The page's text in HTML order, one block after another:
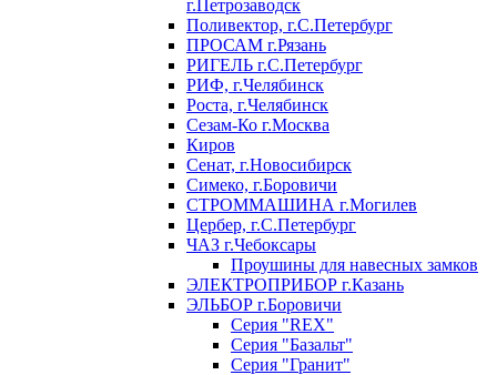
г.Петрозаводск
Поливектор, г.С.Петербург
ПРОСАМ г.Рязань
РИГЕЛЬ г.С.Петербург
РИФ, г.Челябинск
Роста, г.Челябинск
Сезам-Ко г.Москва
Киров
Сенат, г.Новосибирск
Симеко, г.Боровичи
СТРОММАШИНА г.Могилев
Цербер, г.С.Петербург
ЧАЗ г.Чебоксары
Проушины для навесных замков
ЭЛЕКТРОПРИБОР г.Казань
ЭЛЬБОР г.Боровичи
Серия "REX"
Серия "Базальт"
Серия "Гранит"